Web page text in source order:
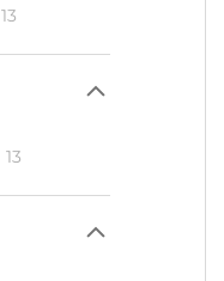
13
13